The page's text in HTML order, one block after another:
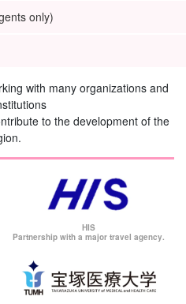
only)
with many organizations and
to the development of the
HIS
Partnership with a major travel agency.